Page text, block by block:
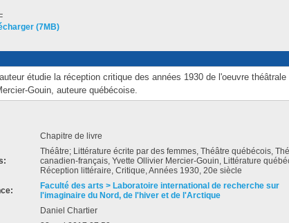
(7MB)
étudie la réception critique des années 1930 de l'oeuvre théâtrale
Gouin, auteure québécoise.
Chapitre de livre
Théâtre; Littérature écrite par des femmes, Théâtre québécois,
canadien-français, Yvette Ollivier Mercier-Gouin, Littérature
Réception littéraire, Critique, Années 1930, 20e siècle
Faculté des arts > Laboratoire international de recherche sur
l'imaginaire du Nord, de l'hiver et de l'Arctique
Daniel Chartier